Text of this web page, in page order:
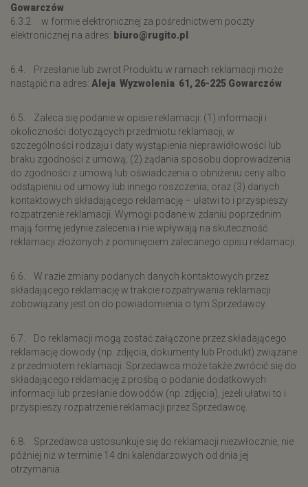
Gowarczów
6.3.2. w formie elektronicznej za pośrednictwem poczty
elektronicznej na adres: biuro@rugito.pl
6.4. Przesłanie lub zwrot Produktu w ramach reklamacji może
nastąpić na adres: Aleja Wyzwolenia 61, 26-225 Gowarczów
6.5. Zaleca się podanie w opisie reklamacji: (1) informacji i
okoliczności dotyczących przedmiotu reklamacji, w
szczególności rodzaju i daty wystąpienia nieprawidłowości lub
braku zgodności z umową; (2) żądania sposobu doprowadzenia
do zgodności z umową lub oświadczenia o obniżeniu ceny albo
odstąpieniu od umowy lub innego roszczenia; oraz (3) danych
kontaktowych składającego reklamację – ułatwi to i przyspieszy
rozpatrzenie reklamacji. Wymogi podane w zdaniu poprzednim
mają formę jedynie zalecenia i nie wpływają na skuteczność
reklamacji złożonych z pominięciem zalecanego opisu reklamacji.
6.6. W razie zmiany podanych danych kontaktowych przez
składającego reklamację w trakcie rozpatrywania reklamacji
zobowiązany jest on do powiadomienia o tym Sprzedawcy.
6.7. Do reklamacji mogą zostać załączone przez składającego
reklamację dowody (np. zdjęcia, dokumenty lub Produkt) związane
z przedmiotem reklamacji. Sprzedawca może także zwrócić się do
składającego reklamację z prośbą o podanie dodatkowych
informacji lub przesłanie dowodów (np. zdjęcia), jeżeli ułatwi to i
przyspieszy rozpatrzenie reklamacji przez Sprzedawcę.
6.8. Sprzedawca ustosunkuje się do reklamacji niezwłocznie, nie
później niż w terminie 14 dni kalendarzowych od dnia jej
otrzymania.